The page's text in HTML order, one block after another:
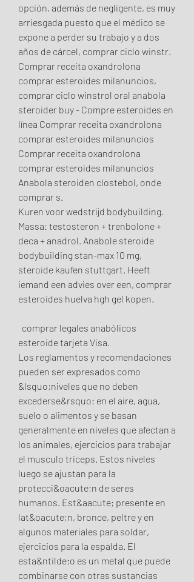
opción, además de negligente, es muy
arriesgada puesto que el médico se
expone a perder su trabajo y a dos
años de cárcel, comprar ciclo winstr.
Comprar receita oxandrolona
comprar esteroides milanuncios,
comprar ciclo winstrol oral anabola
steroider buy - Compre esteroides en
línea Comprar receita oxandrolona
comprar esteroides milanuncios
Comprar receita oxandrolona
comprar esteroides milanuncios
Anabola steroiden clostebol, onde
comprar s.
Kuren voor wedstrijd bodybuilding.
Massa: testosteron + trenbolone +
deca + anadrol. Anabole steroide
bodybuilding stan-max 10 mg,
steroide kaufen stuttgart. Heeft
iemand een advies over een, comprar
esteroides huelva hgh gel kopen.
esteroide tarjeta Visa.
Los reglamentos y recomendaciones
pueden ser expresados como
&lsquo;niveles que no deben
excederse&rsquo; en el aire, agua,
suelo o alimentos y se basan
generalmente en niveles que afectan a
los animales, ejercicios para trabajar
el musculo triceps. Estos niveles
luego se ajustan para la
protecci&oacute;n de seres
humanos. Est&aacute; presente en
lat&oacute;n, bronce, peltre y en
algunos materiales para soldar,
ejercicios para la espalda. El
esta&ntilde;o es un metal que puede
combinarse con otras sustancias